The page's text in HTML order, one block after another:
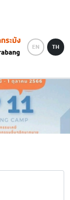
EN TH